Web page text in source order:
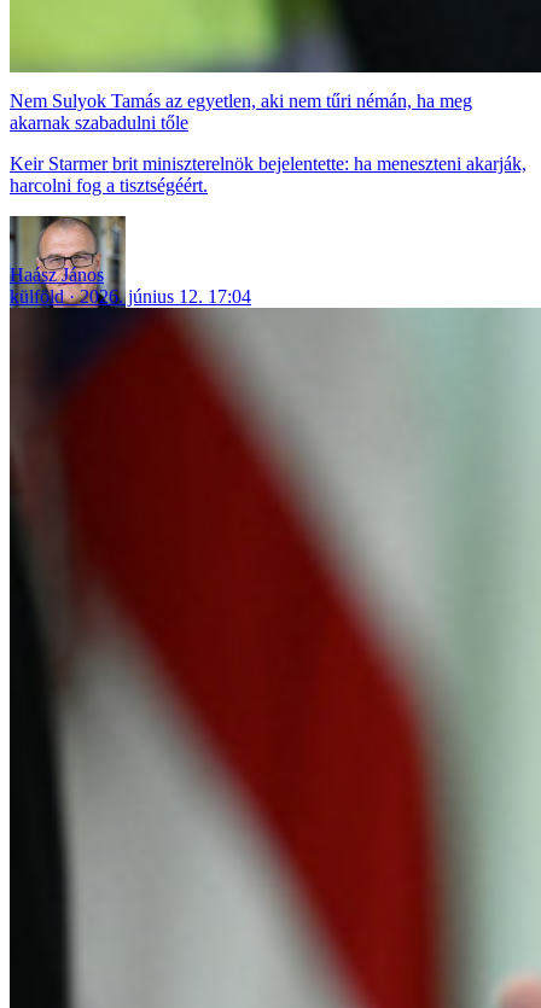
Nem Sulyok Tamás az egyetlen, aki nem tűri némán, ha meg
akarnak szabadulni tőle
Keir Starmer brit miniszterelnök bejelentette: ha meneszteni akarják,
harcolni fog a tisztségéért.
Haász János
külföld
2026. június 12. 17:04